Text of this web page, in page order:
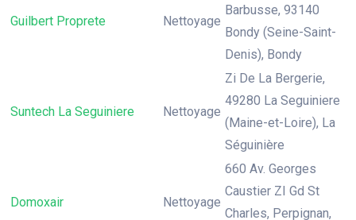
Guilbert Proprete Nettoyage
Barbusse, 93140
Bondy (Seine-Saint-
Denis), Bondy
Suntech La Seguiniere Nettoyage
Zi De La Bergerie,
49280 La Seguiniere
(Maine-et-Loire), La
Séguinière
Domoxair Nettoyage
660 Av. Georges
Caustier ZI Gd St
Charles, Perpignan,